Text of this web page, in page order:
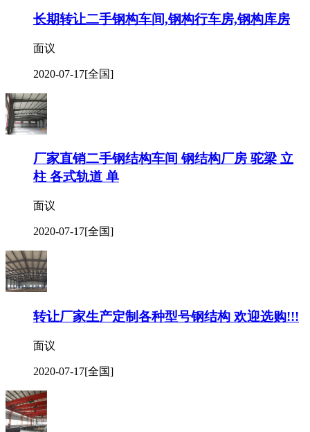
长期转让二手钢构车间,钢构行车房,钢构库房
面议
2020-07-17[全国]
厂家直销二手钢结构车间 钢结构厂房 驼梁 立
柱 各式轨道 单
面议
2020-07-17[全国]
转让厂家生产定制各种型号钢结构 欢迎选购!!!
面议
2020-07-17[全国]